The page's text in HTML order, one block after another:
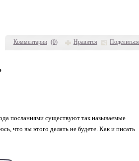
Комментарии (0) Нравится Поделиться
посланиями существуют так называемые
что вы этого делать не будете. Как и писать